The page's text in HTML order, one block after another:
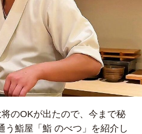
のOKが出たので、今まで秘
う鮨屋「鮨 のべつ」を紹介し